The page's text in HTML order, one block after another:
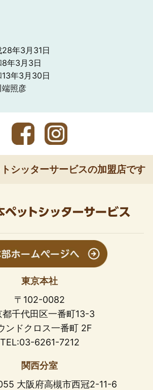
年3月31日
8年3月3日
年3月30日
照彦
シッターサービスの加盟店です
東京本社
〒102-0082
都千代田区一番町13-3
ンドクロス一番町 2F
TEL:03-6261-7212
関西分室
大阪府高槻市西冠2-11-6